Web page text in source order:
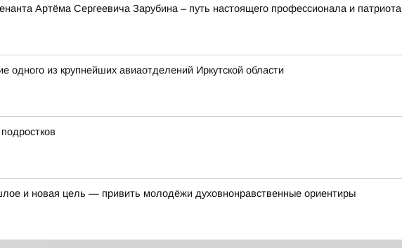
Артёма Сергеевича Зарубина – путь настоящего профессионала и
одного из крупнейших авиаотделений Иркутской области
и новая цель — привить молодёжи духовнонравственные ориентиры